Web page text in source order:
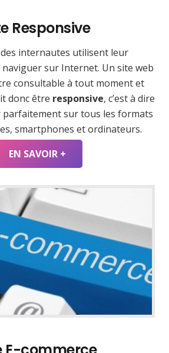
Responsive
des internautes utilisent leur
sur Internet. Un site web
consultable à tout moment et
donc être responsive, c’est à dire
parfaitement sur tous les formats
smartphones et ordinateurs.
EN SAVOIR +